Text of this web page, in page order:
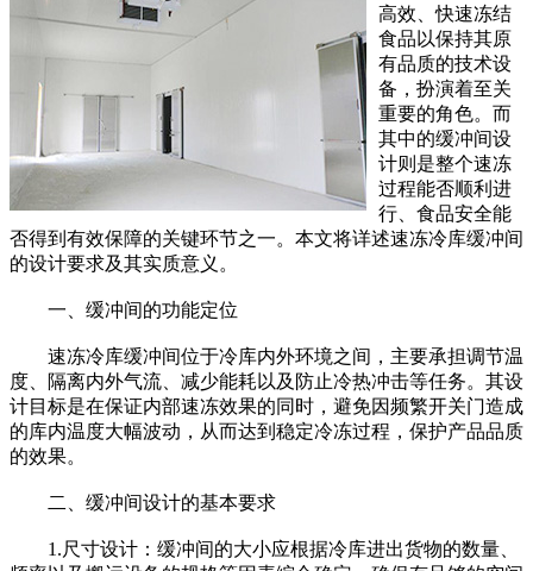
高效、快速冻结
食品以保持其原
有品质的技术设
备，扮演着至关
重要的角色。而
其中的缓冲间设
计则是整个速冻
过程能否顺利进
行、食品安全能
否得到有效保障的关键环节之一。本文将详述速冻冷库缓冲间
的设计要求及其实质意义。
一、缓冲间的功能定位
速冻冷库缓冲间位于冷库内外环境之间，主要承担调节温
度、隔离内外气流、减少能耗以及防止冷热冲击等任务。其设
计目标是在保证内部速冻效果的同时，避免因频繁开关门造成
的库内温度大幅波动，从而达到稳定冷冻过程，保护产品品质
的效果。
二、缓冲间设计的基本要求
1.尺寸设计：缓冲间的大小应根据冷库进出货物的数量、